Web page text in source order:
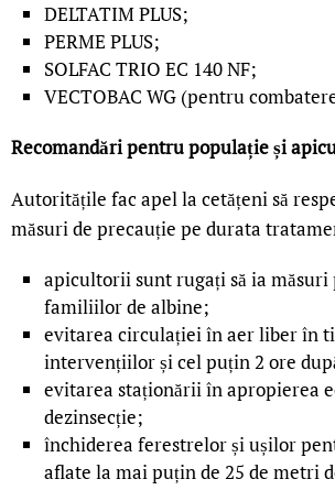
DELTATIM PLUS;
PERME PLUS;
SOLFAC TRIO EC 140 NF;
VECTOBAC WG (pentru
Recomandări pentru populație și
Autoritățile fac apel la cetățeni să
măsuri de precauție pe durata
apicultorii sunt rugați să ia măsuri
familiilor de albine;
evitarea circulației în aer liber în
intervențiilor și cel puțin 2 ore
evitarea staționării în apropierea
dezinsecție;
închiderea ferestrelor și ușilor
aflate la mai puțin de 25 de metri